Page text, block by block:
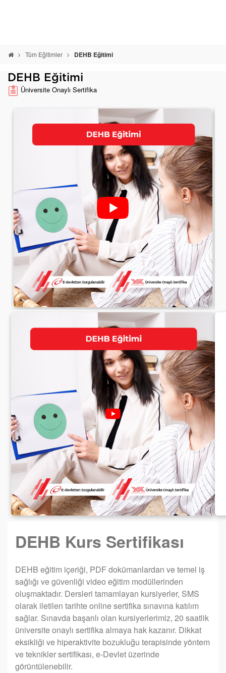
Tüm Eğitimler DEHB Eğitimi
DEHB Eğitimi
Üniversite Onaylı Sertifika
DEHB Kurs Sertifikası
DEHB eğitim içeriği, PDF dokümanlardan ve temel iş
sağlığı ve güvenliği video eğitim modüllerinden
oluşmaktadır. Dersleri tamamlayan kursiyerler, SMS
olarak iletilen tarihte online sertifika sınavına katılım
sağlar. Sınavda başarılı olan kursiyerlerimiz, 20 saatlik
üniversite onaylı sertifika almaya hak kazanır. Dikkat
eksikliği ve hiperaktivite bozukluğu terapisinde yöntem
ve teknikler sertifikası, e-Devlet üzerinde
görüntülenebilir.